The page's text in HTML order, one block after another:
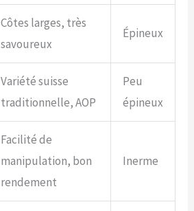
Côtes larges, très
savoureux
Épineux
Variété suisse
traditionnelle, AOP
Peu
épineux
Facilité de
manipulation, bon
rendement
Inerme